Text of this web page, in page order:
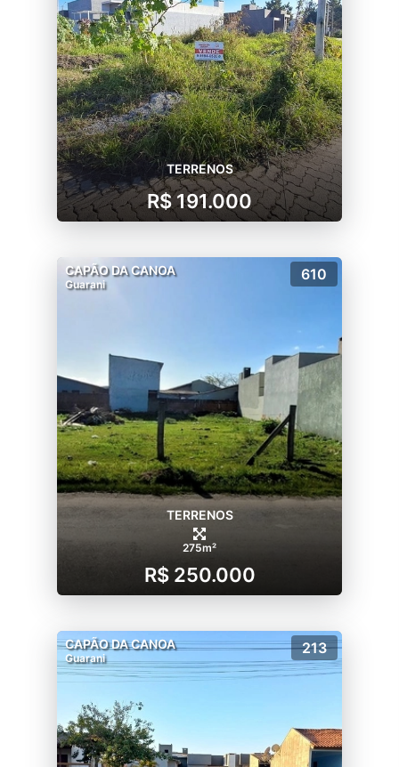
TERRENOS
R$ 191.000
CAPÃO DA CANOA
Guarani
610
TERRENOS
275m²
R$ 250.000
CAPÃO DA CANOA
Guarani
213